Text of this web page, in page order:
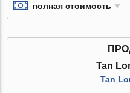
полная стоимость
Tan
Tan